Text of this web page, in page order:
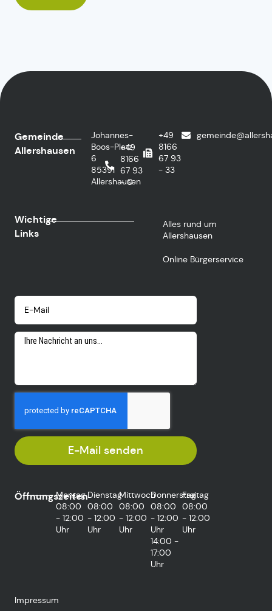
Gemeinde
Allershausen
Johannes-
Boos-Platz
6
85391
Allershausen
+49
8166
67 93
- 0
+49
8166
67 93
- 33
Wichtige
Links
Alles rund um
Allershausen
Online Bürgerservice
E-Mail senden
Öffnungszeiten
Montag
08:00
- 12:00
Uhr
Dienstag
08:00
- 12:00
Uhr
Mittwoch
08:00
- 12:00
Uhr
Donnerstag
08:00
- 12:00
Uhr
14:00 -
17:00
Uhr
Freitag
08:00
- 12:00
Uhr
Impressum